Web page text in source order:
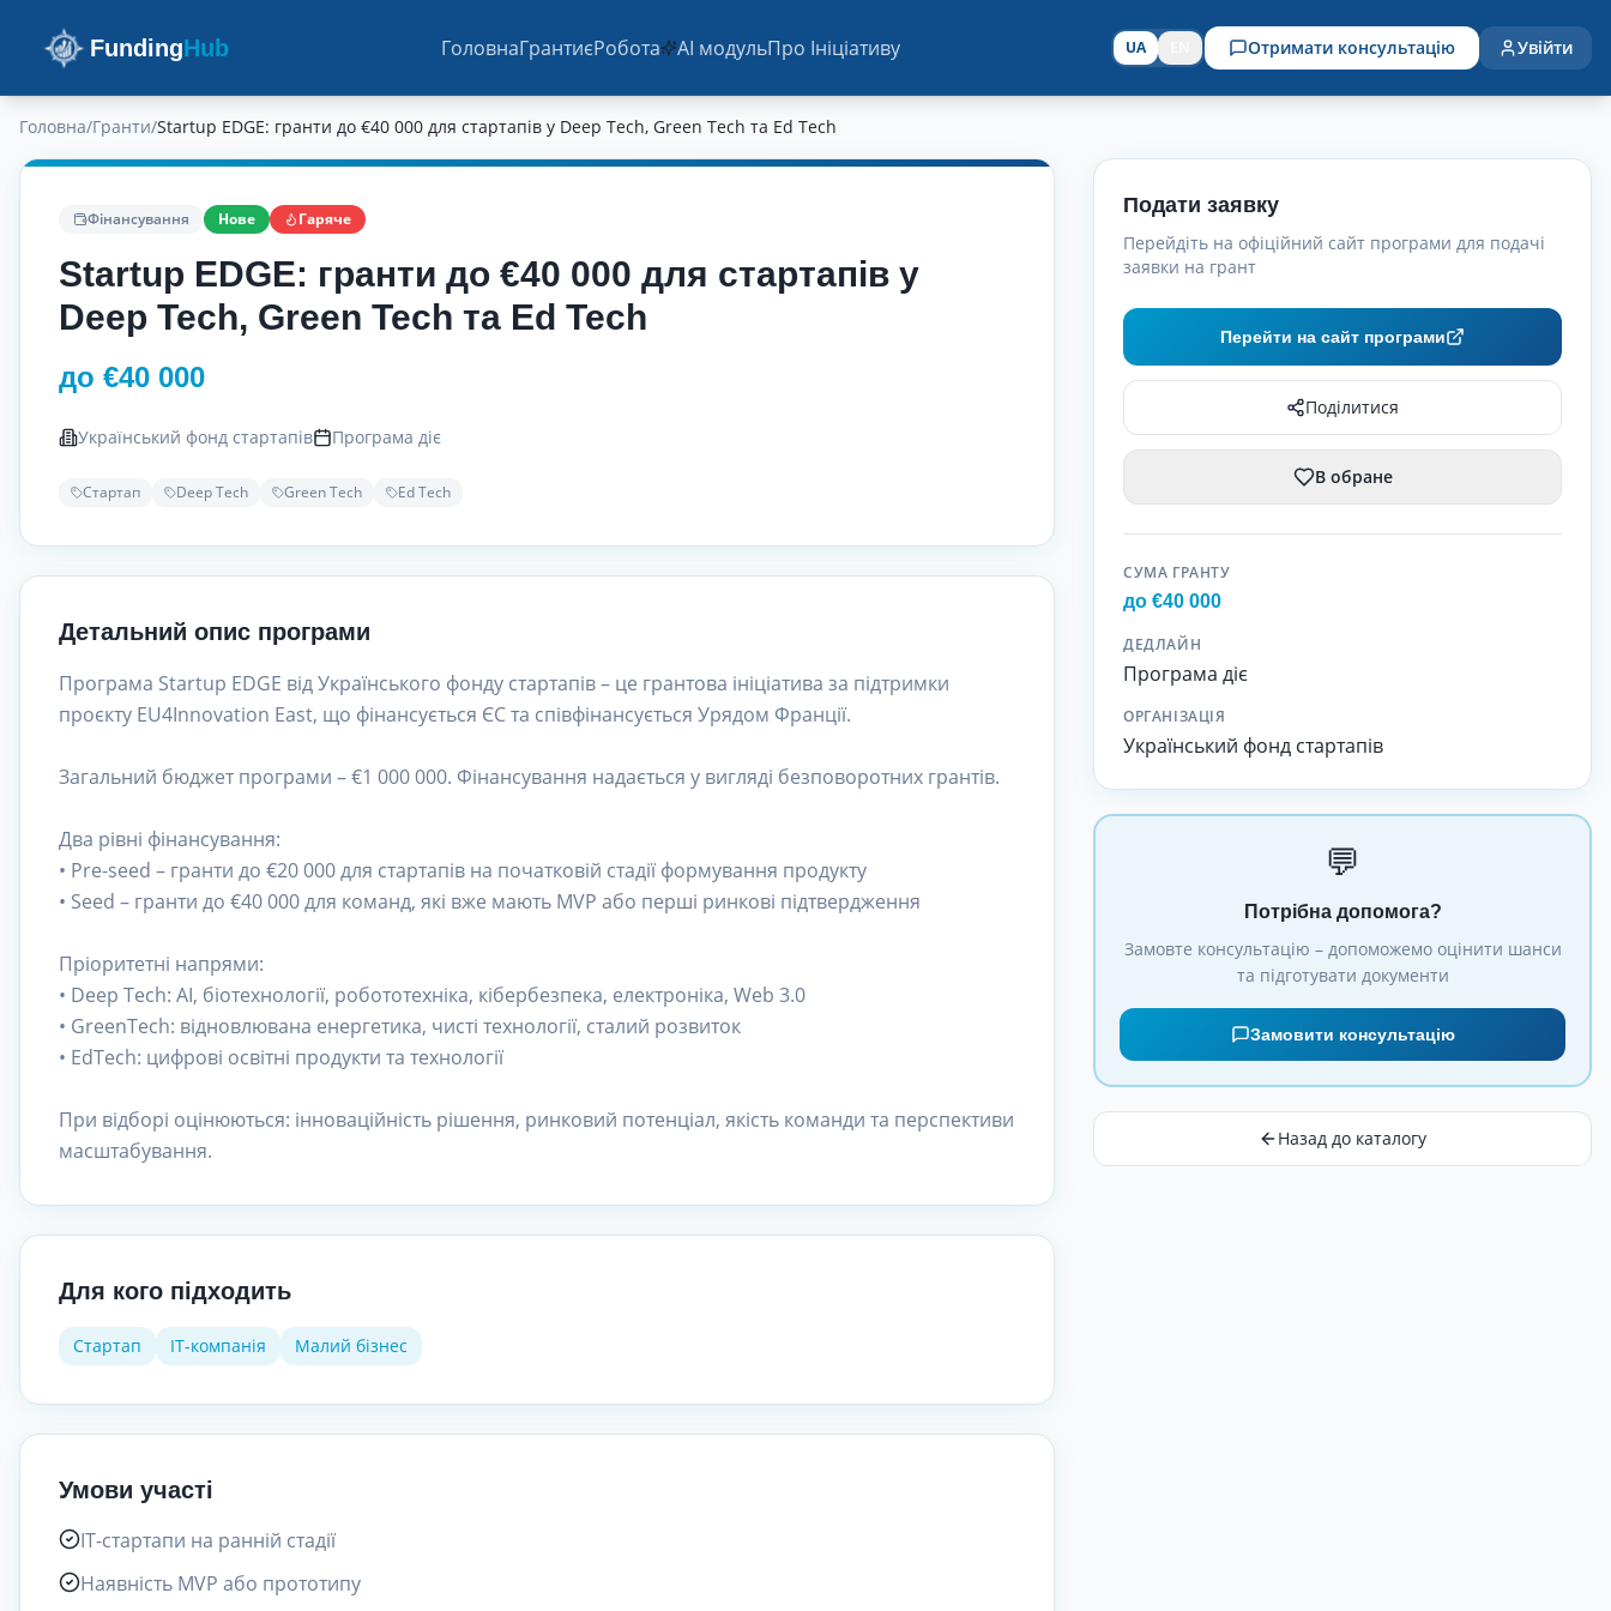
FundingHub ГоловнаГрантиєРобота AI модульПро Ініціативу UA Отримати консультацію Увійти
Головна/Гранти/Startup EDGE: гранти до €40 000 для стартапів у Deep Tech, Green Tech та Ed Tech
Фінансування Нове Гаряче
Startup EDGE: гранти до €40 000 для стартапів у
Deep Tech, Green Tech та Ed Tech
до €40 000
Український фонд стартапів Програма діє
Стартап Deep Tech Green Tech Ed Tech
Детальний опис програми
Програма Startup EDGE від Українського фонду стартапів – це грантова ініціатива за підтримки
проєкту EU4Innovation East, що фінансується ЄС та співфінансується Урядом Франції.
Загальний бюджет програми – €1 000 000. Фінансування надається у вигляді безповоротних грантів.
Два рівні фінансування:
• Pre-seed – гранти до €20 000 для стартапів на початковій стадії формування продукту
• Seed – гранти до €40 000 для команд, які вже мають MVP або перші ринкові підтвердження
Пріоритетні напрями:
• Deep Tech: AI, біотехнології, робототехніка, кібербезпека, електроніка, Web 3.0
• GreenTech: відновлювана енергетика, чисті технології, сталий розвиток
• EdTech: цифрові освітні продукти та технології
При відборі оцінюються: інноваційність рішення, ринковий потенціал, якість команди та перспективи
масштабування.
Для кого підходить
Стартап IT-компанія Малий бізнес
Умови участі
IT-стартапи на ранній стадії
Наявність MVP або прототипу
Подати заявку
Перейдіть на офіційний сайт програми для подачі
заявки на грант
Перейти на сайт програми
Поділитися
В обране
СУМА ГРАНТУ
до €40 000
ДЕДЛАЙН
Програма діє
ОРГАНІЗАЦІЯ
Український фонд стартапів
💬
Потрібна допомога?
Замовте консультацію – допоможемо оцінити шанси
та підготувати документи
Замовити консультацію
Назад до каталогу